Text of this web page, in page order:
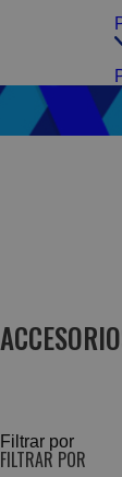
Filtrar por
FILTRAR POR